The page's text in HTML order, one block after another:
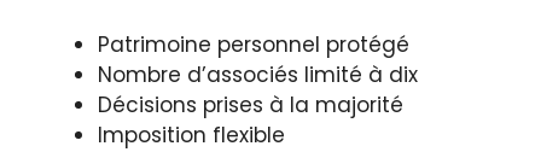
Patrimoine personnel protégé
Nombre d’associés limité à dix
Décisions prises à la majorité
Imposition flexible